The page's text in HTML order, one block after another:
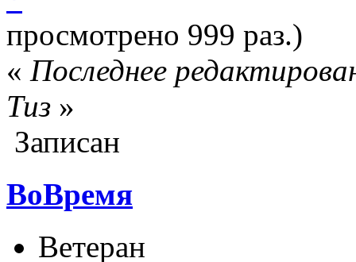
просмотрено 999 раз.)
« Последнее
Тиз »
Записан
ВоВремя
Ветеран